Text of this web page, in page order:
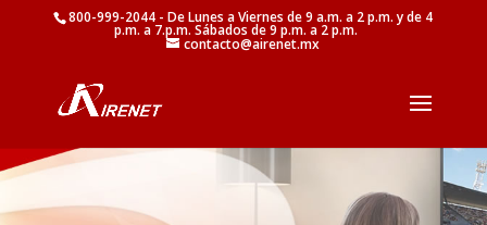
800-999-2044 - De Lunes a Viernes de 9 a.m. a 2 p.m. y de 4
p.m. a 7.p.m. Sábados de 9 p.m. a 2 p.m.
contacto@airenet.mx